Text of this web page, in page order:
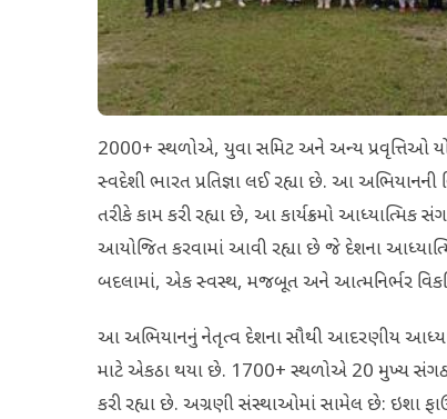
2000+ સ્થળોએ, યુવા સમિટ અને અન્ય પ્રવૃત્તિઓ
સ્વદેશી ભારત પ્રતિજ્ઞા લઈ રહ્યા છે. આ
તરીકે કામ કરી રહ્યા છે, આ કાર્યક્રમો આધ્યાત્મિક
આયોજિત કરવામાં આવી રહ્યા છે જે દેશના
બદલામાં, એક સ્વસ્થ, મજબૂત અને આત્મનિર્ભર
આ અભિયાનનું નેતૃત્વ દેશના સૌથી આદરણીય
માટે એકઠા થયા છે. 1700+ સ્થળોએ 20 મુખ્ય
કરી રહ્યા છે. અગ્રણી સંસ્થાઓમાં સામેલ છે: ઇશા